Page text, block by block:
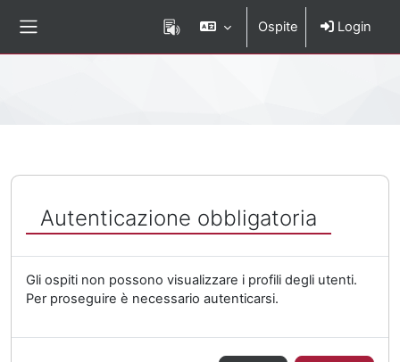
Ospite Login
Autenticazione obbligatoria
Gli ospiti non possono visualizzare i profili degli utenti.
Per proseguire è necessario autenticarsi.